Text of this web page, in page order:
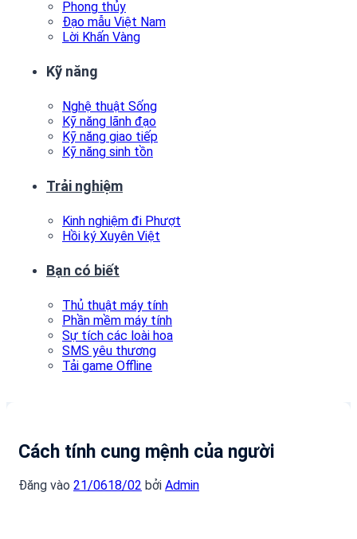
Phong thủy
Đạo mẫu Việt Nam
Lời Khấn Vàng
Kỹ năng
Nghệ thuật Sống
Kỹ năng lãnh đạo
Kỹ năng giao tiếp
Kỹ năng sinh tồn
Trải nghiệm
Kinh nghiệm đi Phượt
Hồi ký Xuyên Việt
Bạn có biết
Thủ thuật máy tính
Phần mềm máy tính
Sự tích các loài hoa
SMS yêu thương
Tải game Offline
Cách tính cung mệnh của người
Đăng vào 21/0618/02 bởi Admin